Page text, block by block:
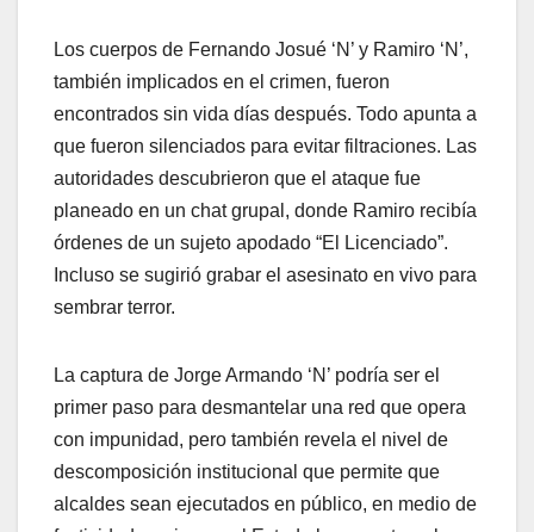
Los cuerpos de Fernando Josué ‘N’ y Ramiro ‘N’,
también implicados en el crimen, fueron
encontrados sin vida días después. Todo apunta a
que fueron silenciados para evitar filtraciones. Las
autoridades descubrieron que el ataque fue
planeado en un chat grupal, donde Ramiro recibía
órdenes de un sujeto apodado “El Licenciado”.
Incluso se sugirió grabar el asesinato en vivo para
sembrar terror.
La captura de Jorge Armando ‘N’ podría ser el
primer paso para desmantelar una red que opera
con impunidad, pero también revela el nivel de
descomposición institucional que permite que
alcaldes sean ejecutados en público, en medio de